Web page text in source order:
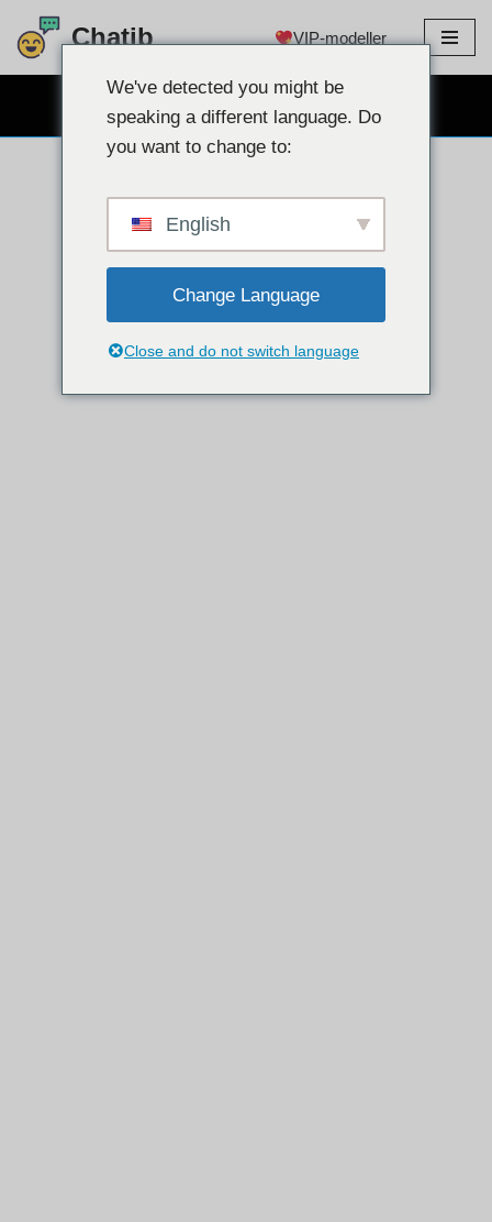
Hoppa
Chatib VIP-modeller
We've detected you might be
speaking a different language. Do
you want to change to:
English
Change Language
Close and do not switch language